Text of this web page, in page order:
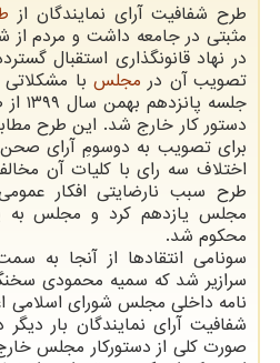
طرح شفافیت آرای نمایندگان از
مثبتی در جامعه داشت و مردم از
در نهاد قانونگذاری استقبال
تصویب آن در مجلس با
دستور کار خارج شد. این طرح
برای تصویب به دوسومِ آرای صحن
اختلاف سه رای با کلیات آن
طرح سبب نارضایتی افکار
مجلس یازدهم کرد و مجلس به
محکوم شد.
سونامی انتقادها از آنجا به
سرازیر شد که سمیه محمودی
نامه داخلی مجلس شورای اسلامی
شفافیت آرای نمایندگان بار
صورت کلی از دستورکار مجلس